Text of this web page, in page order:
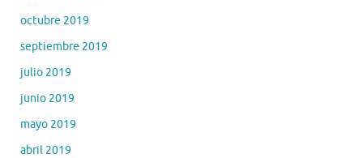
octubre 2019
septiembre 2019
julio 2019
junio 2019
mayo 2019
abril 2019